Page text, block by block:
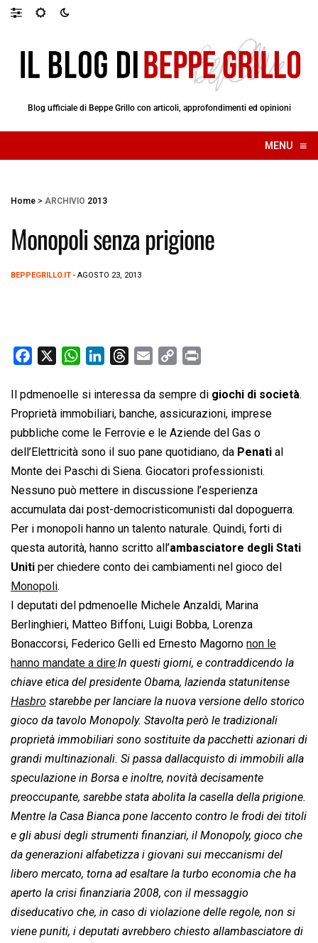
Blog ufficiale di Beppe Grillo con articoli, approfondimenti ed opinioni
MENU ≡
☰
Home > ARCHIVIO 2013
Monopoli senza prigione
BEPPEGRILLO.IT - AGOSTO 23, 2013
c
e
b
o
o
k
W
a
t
s
A
p
p
n
k
e
d
I
n
r
e
a
d
s
a
i
l
p
y
L
i
n
k
i
n
t
Il pdmenoelle si interessa da sempre di giochi di società.
Proprietà immobiliari, banche, assicurazioni, imprese
pubbliche come le Ferrovie e le Aziende del Gas o
dell’Elettricità sono il suo pane quotidiano, da Penati al
Monte dei Paschi di Siena. Giocatori professionisti.
Nessuno può mettere in discussione l’esperienza
accumulata dai post-democristicomunisti dal dopoguerra.
Per i monopoli hanno un talento naturale. Quindi, forti di
questa autorità, hanno scritto all’ambasciatore degli Stati
Uniti per chiedere conto dei cambiamenti nel gioco del
Monopoli.
I deputati del pdmenoelle Michele Anzaldi, Marina
Berlinghieri, Matteo Biffoni, Luigi Bobba, Lorenza
Bonaccorsi, Federico Gelli ed Ernesto Magorno non le
hanno mandate a dire:In questi giorni, e contraddicendo la
chiave etica del presidente Obama, lazienda statunitense
Hasbro starebbe per lanciare la nuova versione dello storico
gioco da tavolo Monopoly. Stavolta però le tradizionali
proprietà immobiliari sono sostituite da pacchetti azionari di
grandi multinazionali. Si passa dallacquisto di immobili alla
speculazione in Borsa e inoltre, novità decisamente
preoccupante, sarebbe stata abolita la casella della prigione.
Mentre la Casa Bianca pone laccento contro le frodi dei titoli
e gli abusi degli strumenti finanziari, il Monopoly, gioco che
da generazioni alfabetizza i giovani sui meccanismi del
libero mercato, torna ad esaltare la turbo economia che ha
aperto la crisi finanziaria 2008, con il messaggio
diseducativo che, in caso di violazione delle regole, non si
viene puniti, i deputati avrebbero chiesto allambasciatore di